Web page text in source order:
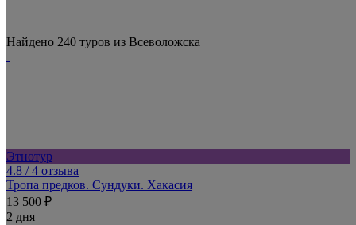
Найдено 240 туров из Всеволожска
Этнотур
4.8 / 4 отзыва
Тропа предков. Сундуки. Хакасия
13 500 ₽
2 дня